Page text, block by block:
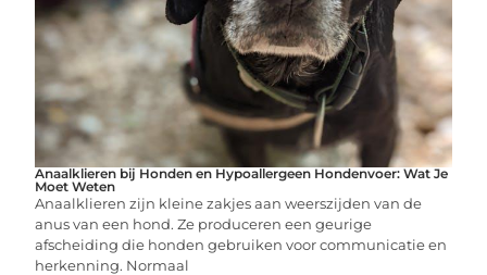
Anaalklieren bij Honden en Hypoallergeen Hondenvoer: Wat Je
Moet Weten
Anaalklieren zijn kleine zakjes aan weerszijden van de
anus van een hond. Ze produceren een geurige
afscheiding die honden gebruiken voor communicatie en
herkenning. Normaal